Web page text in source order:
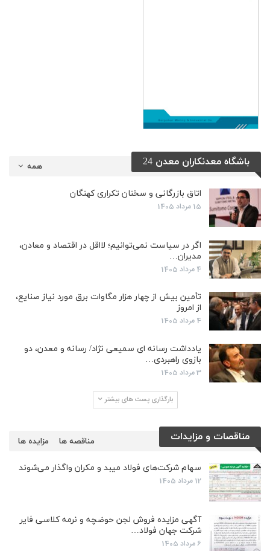
همه باشگاه معدنکاران معدن 24
اتاق بازرگانی و سخنان تکراری کهنگان
15 مرداد 1405
اگر در سیاست نمی‌توانیم؛ لااقل در اقتصاد و معادن،
مدیران…
4 مرداد 1405
تأمین بیش از چهار هزار مگاوات برق مورد نیاز صنایع،
از امروز
4 مرداد 1405
یادداشت رسانه ای سمیعی نژاد/ رسانه و معدن، دو
بازوی راهبردی…
3 مرداد 1405
بارگذاری پست های بیشتر
مناقصات و مزایدات مزایده ها مناقصه ها
سهام شرکت‌های فولاد میبد و مکران واگذار می‌شوند
12 مرداد 1405
آگهی مزایده فروش لجن حوضچه و نرمه کلاسی فایر
شرکت جهان فولاد…
6 مرداد 1405